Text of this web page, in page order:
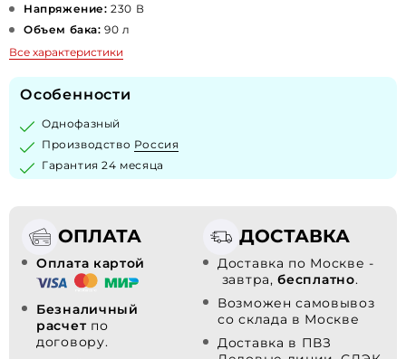
Напряжение: 230 В
Объем бака: 90 л
Все характеристики
Особенности
Однофазный
Производство Россия
Гарантия 24 месяца
ОПЛАТА
Оплата картой
Безналичный
расчет по
договору.
ДОСТАВКА
Доставка по Москве -
завтра,бесплатно.
Возможен самовывоз
со склада в Москве
Доставка в ПВЗ